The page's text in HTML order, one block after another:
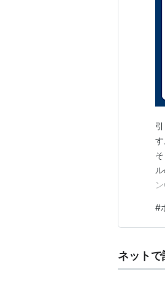
通
タマゴグ
#
ネットで